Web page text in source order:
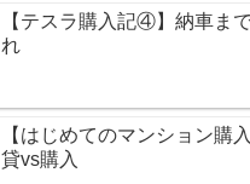
【テスラ購入記④】納車ま
れ
【はじめてのマンション購
貸vs購入